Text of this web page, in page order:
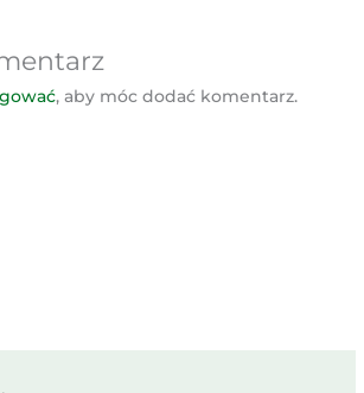
, aby móc dodać komentarz.